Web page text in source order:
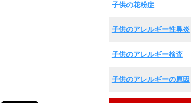
子供の花粉症
子供のアレルギー性鼻炎
子供のアレルギー検査
子供のアレルギーの原因